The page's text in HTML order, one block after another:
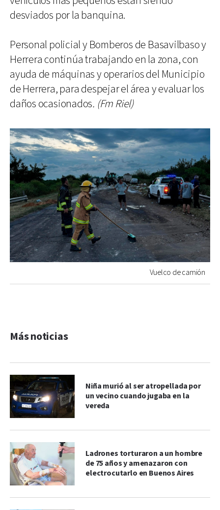
desviados por la banquina.
Personal policial y Bomberos de Basavilbaso y
Herrera continúa trabajando en la zona, con
ayuda de máquinas y operarios del Municipio
de Herrera, para despejar el área y evaluar los
daños ocasionados. (Fm Riel)
Vuelco de camión
Más noticias
Niña murió al ser atropellada por
un vecino cuando jugaba en la
vereda
Ladrones torturaron a un hombre
de 75 años y amenazaron con
electrocutarlo en Buenos Aires